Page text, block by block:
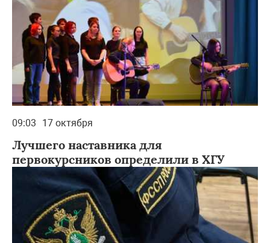
09:03 17 октября
Лучшего наставника для
первокурсников определили в ХГУ